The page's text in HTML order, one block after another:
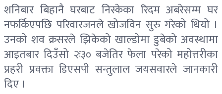
शनिबार बिहानै घरबाट निस्केका रिदम अबरेसम्म घर
नफर्किएपछि परिवारजनले खोजविन सुरु गरेको थियो ।
उनको शव क्रसरले झिकेको खाल्डोमा डुबेको अवस्थामा
आइतबार दिउँसो २ः३० बजेतिर फेला परेको महोत्तरीका
प्रहरी प्रवक्ता डिएसपी सन्तुलाल जयसवारले जानकारी
दिए ।